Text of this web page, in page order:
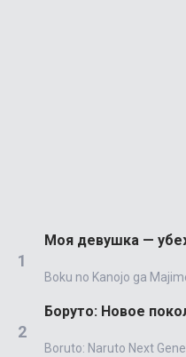
Моя девушка —
Boku no Kanojo ga
Боруто: Новое
Boruto: Naruto Next